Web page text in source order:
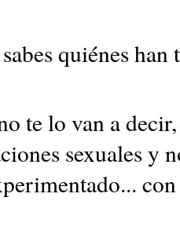
quiénes
te lo van a
sexuales y